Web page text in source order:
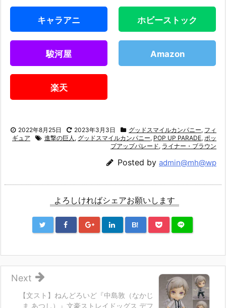
キャラアニ ホビーストック
駿河屋 Amazon
楽天
2022年8月25日 2023年3月3日 グッドスマイルカンパニー, フィ
ギュア
進撃の巨人 , グッドスマイルカンパニー, POP UP PARADE, ポッ
プアップパレード, ライナー・ブラウン
Posted by admin@mh@wp
よろしければシェアお願いします
B!
【文スト】ねんどろいど『中島敦（なかじ
ま あつし）』文豪ストレイドッグス デフ
Next